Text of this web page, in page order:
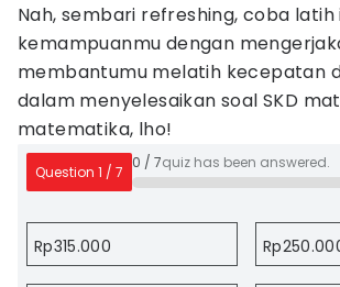
Nah, sembari refreshing, coba
kemampuanmu dengan
membantumu melatih kecepatan
dalam menyelesaikan soal SKD
matematika, lho!
Question 1 / 7
0 / 7quiz has been answered.
Rp315.000